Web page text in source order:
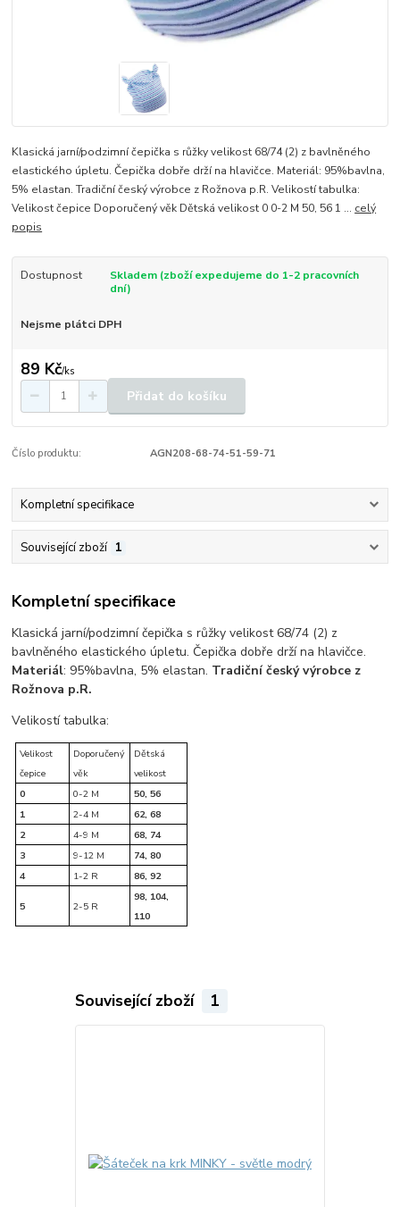
Klasická jarní/podzimní čepička s růžky velikost 68/74 (2) z bavlněného
elastického úpletu. Čepička dobře drží na hlavičce. Materiál: 95%bavlna,
5% elastan. Tradiční český výrobce z Rožnova p.R. Velikostí tabulka:
Velikost čepice Doporučený věk Dětská velikost 0 0-2 M 50, 56 1 ... celý
popis
Dostupnost
Skladem (zboží expedujeme do 1-2 pracovních
dní)
Nejsme plátci DPH
89 Kč/ks
Přidat do košíku
Číslo produktu: AGN208-68-74-51-59-71
Kompletní specifikace
Související zboží 1
Kompletní specifikace
Klasická jarní/podzimní čepička s růžky velikost 68/74 (2) z
bavlněného elastického úpletu. Čepička dobře drží na hlavičce.
Materiál: 95%bavlna, 5% elastan. Tradiční český výrobce z
Rožnova p.R.
Velikostí tabulka:
Velikost
čepice
Doporučený
věk
Dětská
velikost
0
0-2 M
50, 56
1
2-4 M
62, 68
2
4-9 M
68, 74
3
9-12 M
74, 80
4
1-2 R 86, 92
5 2-5 R
98, 104,
110
Související zboží 1